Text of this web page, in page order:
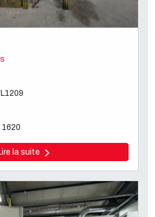
1620
la suite